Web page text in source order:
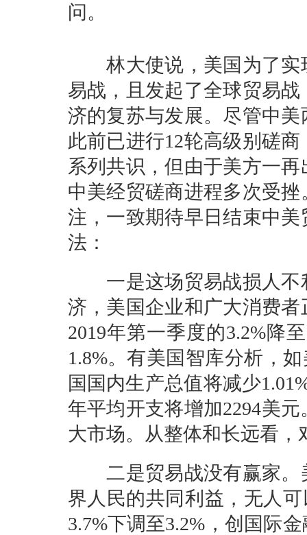
问。
林大使说，美国为了实
易战，且发起了全球贸易
济的复苏与发展。尽管中
此前已进行12轮高级别磋
系列共识，但由于美方一
中美经贸磋商进程多次受
注，一致期待早日结束中
法：
一是这场贸易战损人不
济，美国企业和广大消费
2019年第一季度的3.2%降
1.8%。有美国智库分析，
国国内生产总值将减少
年平均开支将增加2294美
大市场。从整体和长远看
二是贸易战没有赢家。
界人民的共同利益，无人
3.7%下调至3.2%，创国际